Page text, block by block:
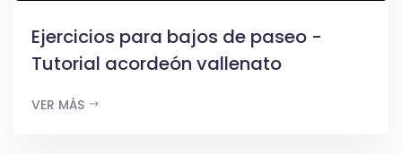
Ejercicios para bajos de paseo -
Tutorial acordeón vallenato
VER MÁS